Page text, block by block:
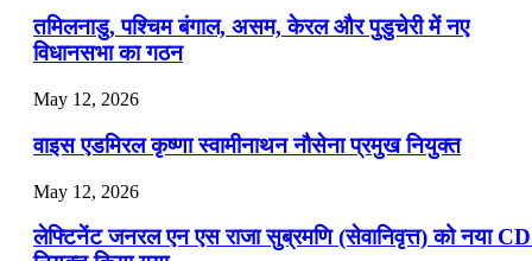
📝 डेली करेंट अफेयर्स: 16-18 जुलाई 2026
तमिलनाडु, पश्चिम बंगाल, असम, केरल और पुडुचेरी में नए
विधानसभा का गठन
May 12, 2026
वाइस एडमिरल कृष्णा स्वामीनाथन नौसेना प्रमुख नियुक्त
May 12, 2026
लेफ्टिनेंट जनरल एन एस राजा सुब्रमणि (सेवानिवृत्त) को नया